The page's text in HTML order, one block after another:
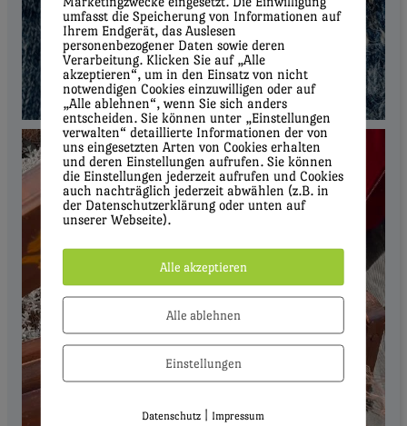
umfasst die Speicherung von Informationen auf
Ihrem Endgerät, das Auslesen
personenbezogener Daten sowie deren
Verarbeitung. Klicken Sie auf „Alle
akzeptieren“, um in den Einsatz von nicht
notwendigen Cookies einzuwilligen oder auf
„Alle ablehnen“, wenn Sie sich anders
entscheiden. Sie können unter „Einstellungen
verwalten“ detaillierte Informationen der von
uns eingesetzten Arten von Cookies erhalten
und deren Einstellungen aufrufen. Sie können
die Einstellungen jederzeit aufrufen und Cookies
auch nachträglich jederzeit abwählen (z.B. in
der Datenschutzerklärung oder unten auf
unserer Webseite).
Alle akzeptieren
Alle ablehnen
Einstellungen
Datenschutz | Impressum